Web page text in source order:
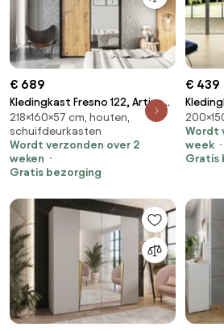
€ 689
Kledingkast Fresno 122, Artisan
eiken, Zwart, 218x160x57cm, 167
kg, Kledingkast deuren:
Schuivend, Aantal planken: 5,
Aantal planken: 5
218×160×57 cm, houten,
schuifdeurkasten
Wordt verzonden over 2
weken
Gratis bezorging
€ 439
Wit,
Aantal
Wordt
week
Gratis